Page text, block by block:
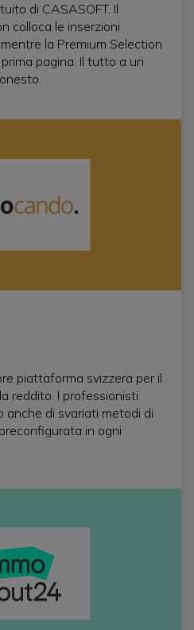
di CASASOFT. Il
colloca le inserzioni
la Premium Selection
pagina. Il tutto a un
piattaforma svizzera per il
reddito. I professionisti
anche di svariati metodi di
in ogni